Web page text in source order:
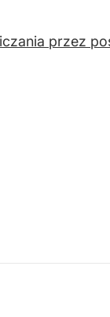
przez